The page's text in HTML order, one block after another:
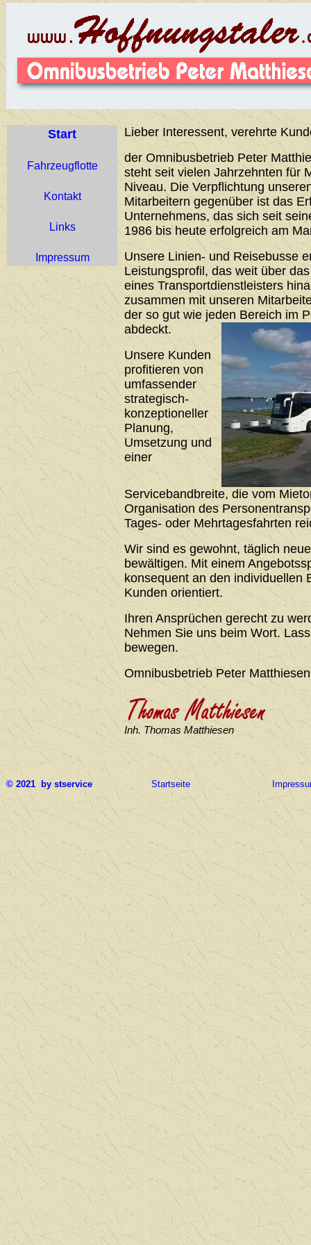
Start
Fahrzeugflotte
Kontakt
Links
Impressum
Lieber Interessent, verehrte
der Omnibusbetrieb Peter
steht seit vielen Jahrzehnten für
Niveau. Die Verpflichtung
Mitarbeitern gegenüber ist das
Unternehmens, das sich seit
1986 bis heute erfolgreich am
Unsere Linien- und Reisebusse
Leistungsprofil, das weit über
eines Transportdienstleisters
zusammen mit unseren
der so gut wie jeden Bereich im
abdeckt.
Unsere Kunden
profitieren von
umfassender
strategisch-
konzeptioneller
Planung,
Umsetzung und
einer
Servicebandbreite, die vom
Organisation des
Tages- oder Mehrtagesfahrten
Wir sind es gewohnt, täglich
bewältigen. Mit einem
konsequent an den individuellen
Kunden orientiert.
Ihren Ansprüchen gerecht zu
Nehmen Sie uns beim Wort.
bewegen.
Omnibusbetrieb Peter Matthiesen
Inh. Thomas Matthiesen
© 2021 by stservice Startseite